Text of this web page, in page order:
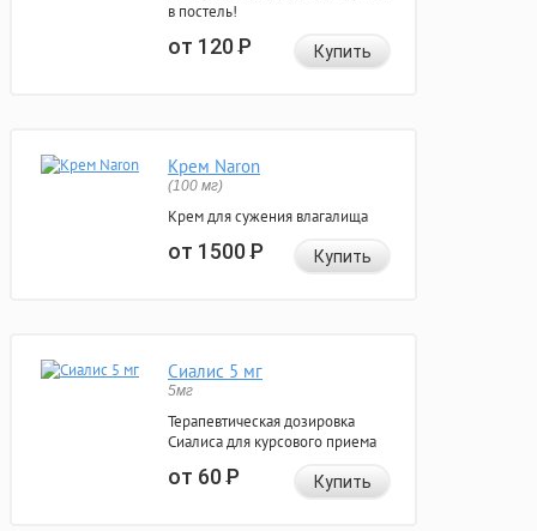
в постель!
от 120Р Купить
Крем Naron
(100 мг)
Крем для сужения влагалища
от 1500Р Купить
Сиалис 5 мг
5мг
Терапевтическая дозировка
Сиалиса для курсового приема
от 60Р Купить